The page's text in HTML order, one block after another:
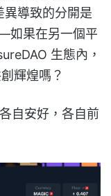
導致的分開是
如果在另一個平
生態內，
輝煌嗎？
自安好，各自前